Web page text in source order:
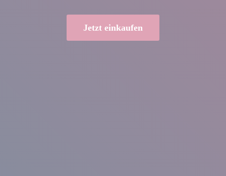
Jetzt einkaufen